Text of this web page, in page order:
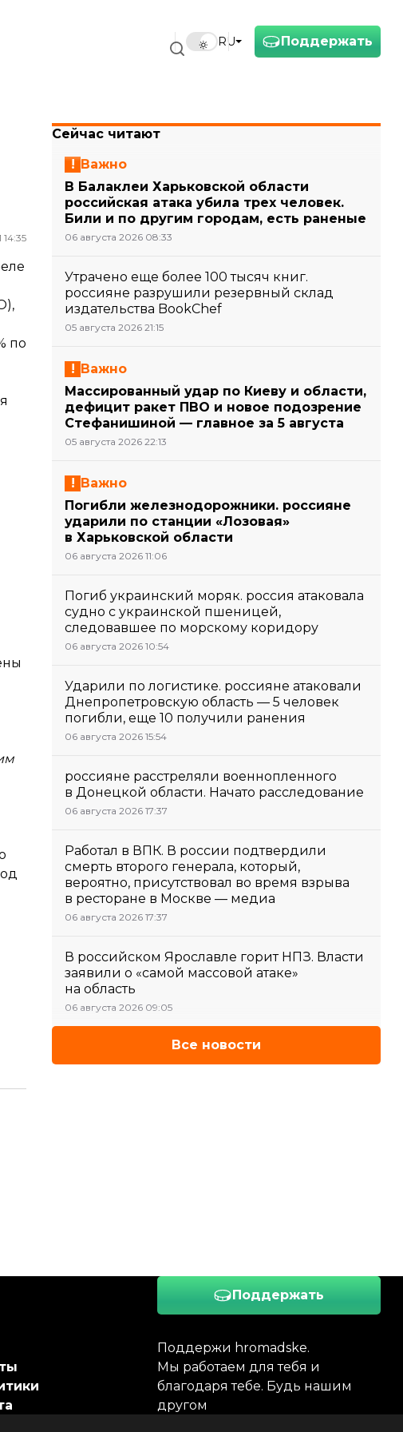
Поддержать
RU
по
Сейчас читают
Важно
В Балаклеи Харьковской области
российская атака убила трех человек.
Били и по другим городам, есть раненые
06 августа 2026 08:33
Утрачено еще более 100 тысяч книг.
россияне разрушили резервный склад
издательства BookChef
05 августа 2026 21:15
Важно
Массированный удар по Киеву и области,
дефицит ракет ПВО и новое подозрение
Стефанишиной — главное за 5 августа
05 августа 2026 22:13
Важно
Погибли железнодорожники. россияне
ударили по станции «Лозовая»
в Харьковской области
06 августа 2026 11:06
Погиб украинский моряк. россия атаковала
судно с украинской пшеницей,
следовавшее по морскому коридору
06 августа 2026 10:54
Ударили по логистике. россияне атаковали
Днепропетровскую область — 5 человек
погибли, еще 10 получили ранения
06 августа 2026 15:54
россияне расстреляли военнопленного
в Донецкой области. Начато расследование
06 августа 2026 17:37
Работал в ВПК. В россии подтвердили
смерть второго генерала, который,
вероятно, присутствовал во время взрыва
в ресторане в Москве — медиа
06 августа 2026 17:37
В российском Ярославле горит НПЗ. Власти
заявили о «самой массовой атаке»
на область
06 августа 2026 09:05
Все новости
Поддержать
Поддержи hromadske.
Мы работаем для тебя и
благодаря тебе. Будь нашим
другом